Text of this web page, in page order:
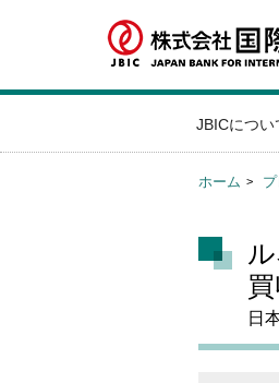
JBICについ
ホーム
日